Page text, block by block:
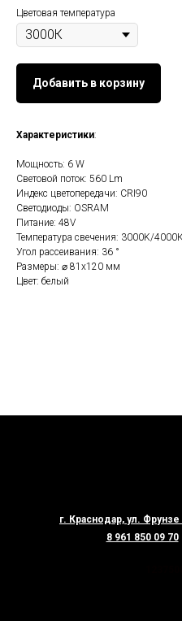
Цветовая температура
Добавить в корзину
Характеристики:
Мощность: 6 W
Световой поток: 560 Lm
Индекс цветопередачи: CRI90
Светодиоды: OSRAM
Питание: 48V
Температура свечения: 3000K/
Угол рассеивания: 36 °
Размеры: ⌀ 81х120 мм
Цвет: белый
г. Краснодар, ул. Фрунзе
8 961 850 09 70